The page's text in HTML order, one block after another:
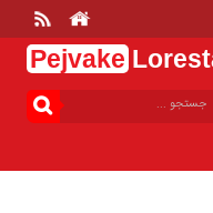
Pejvake